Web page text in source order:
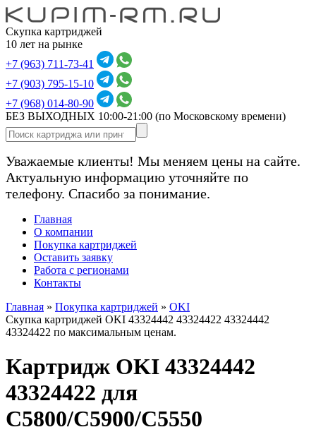
Скупка картриджей
10 лет на рынке
+7 (963) 711-73-41
+7 (903) 795-15-10
+7 (968) 014-80-90
БЕЗ ВЫХОДНЫХ 10:00-21:00 (по Московскому времени)
Уважаемые клиенты! Мы меняем цены на сайте.
Актуальную информацию уточняйте по
телефону. Спасибо за понимание.
Главная
О компании
Покупка картриджей
Оставить заявку
Работа с регионами
Контакты
Главная » Покупка картриджей » OKI
Скупка картриджей OKI 43324442 43324422 43324442
43324422 по максимальным ценам.
Картридж OKI 43324442
43324422 для
C5800/C5900/C5550